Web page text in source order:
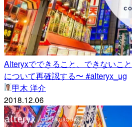
Alteryxでできること、できないこ
について再確認する〜 #alteryx_ug
甲木 洋介
2018.12.06